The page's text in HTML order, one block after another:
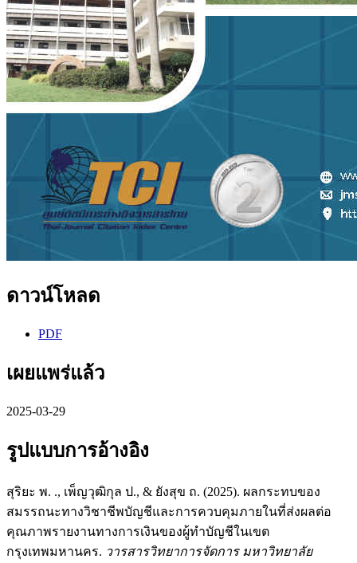
ดาวน์โหลด
PDF
เผยแพร่แล้ว
2025-03-29
รูปแบบการอ้างอิง
สุริยะ พ. ., เพ็ญวุฒิกุล ป., & ยังสุข ถ. (2025). ผลกระทบของ
สมรรถนะทางวิชาชีพบัญชีและการควบคุมภายในที่ส่งผลต่อ
คุณภาพรายงานทางการเงินของผู้ทำบัญชีในเขต
กรุงเทพมหานคร. วารสารวิทยาการจัดการ มหาวิทยาลัย